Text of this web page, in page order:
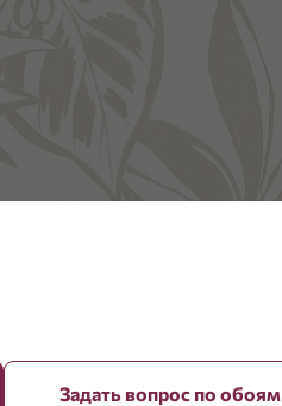
Задать вопрос по обоям